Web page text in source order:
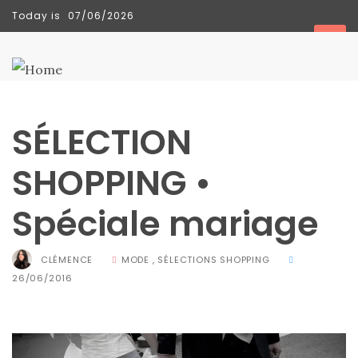
TENDANCES
Today is 07/06/2026
SÉLECTION
SHOPPING •
Spéciale mariage
CLÉMENCE MODE , SÉLECTIONS SHOPPING
26/06/2016